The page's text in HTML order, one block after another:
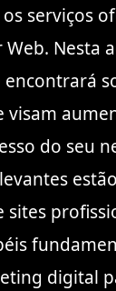
serviços
Nesta
encontrará
visam
do seu
sites
digital